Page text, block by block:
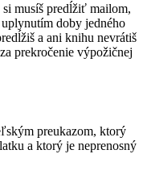
musíš predĺžiť mailom,
doby jedného
a ani knihu nevrátiš
prekročenie výpožičnej
preukazom, ktorý
a ktorý je neprenosný